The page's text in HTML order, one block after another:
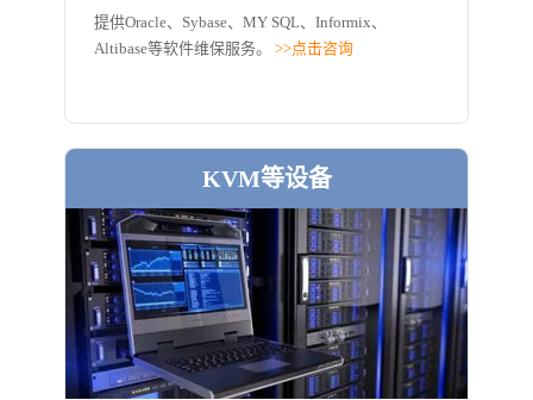
提供Oracle、Sybase、MY SQL、Informix、
Altibase等软件维保服务。
>>点击咨询
KVM等设备